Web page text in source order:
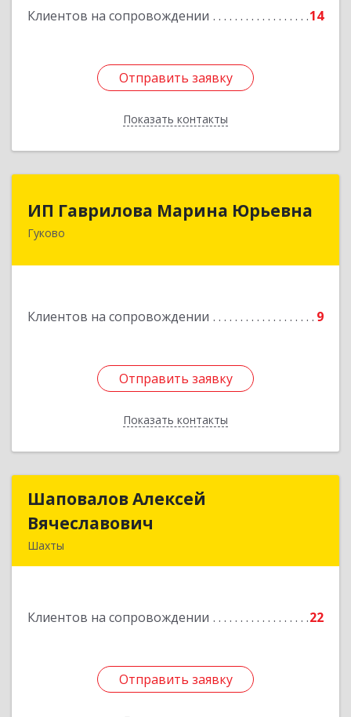
Клиентов на сопровождении 14
Отправить заявку
Показать контакты
Отправить заявку
Назад
ИП Гаврилова Марина Юрьевна
Гуково
Клиентов на сопровождении 9
Отправить заявку
Показать контакты
Отправить заявку
Назад
Шаповалов Алексей
Вячеславович
Шахты
Клиентов на сопровождении 22
Отправить заявку
Шаповалов Алексей
Отправить заявку